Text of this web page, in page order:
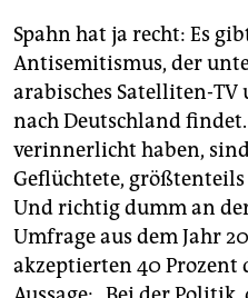
Spahn hat ja recht: Es
Antisemitismus, der
arabisches Satelliten-
nach Deutschland
verinnerlicht haben,
Geflüchtete,
Und richtig dumm an der
Umfrage aus dem Jahr
akzeptierten 40 Prozent